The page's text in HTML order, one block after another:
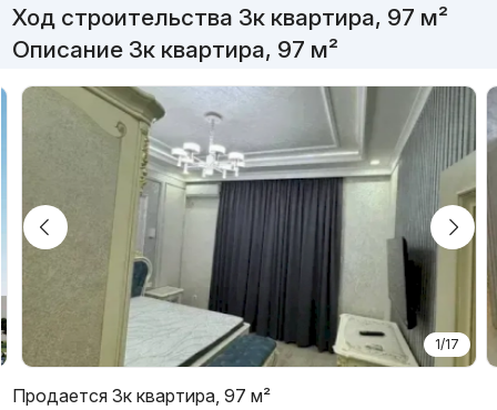
Ход строительства 3к квартира, 97 м²
Описание 3к квартира, 97 м²
1/17
Продается 3к квартира, 97 м²